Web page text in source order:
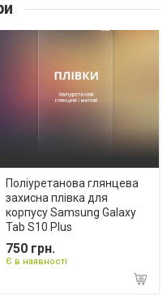
Поліуретанова глянцева
захисна плівка для
корпусу Samsung Galaxy
Tab S10 Plus
750 грн.
Є в наявності